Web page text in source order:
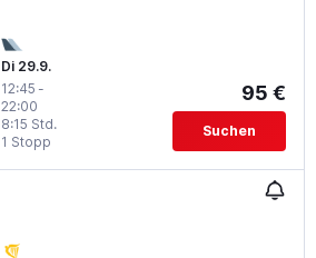
Di 29.9.
12:45 -
22:00
1 Stopp
8:15 Std.
95 €
Suchen